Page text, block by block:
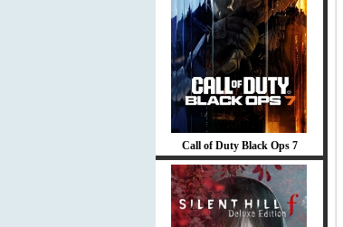
Call of Duty Black Ops 7